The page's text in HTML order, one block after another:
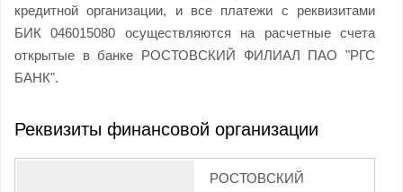
кредитной организации, и все платежи с реквизитами
БИК 046015080 осуществляются на расчетные счета
открытые в банке РОСТОВСКИЙ ФИЛИАЛ ПАО "РГС
БАНК".
Реквизиты финансовой организации
РОСТОВСКИЙ